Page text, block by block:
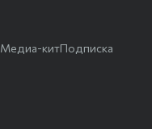
Медиа-китПодписка